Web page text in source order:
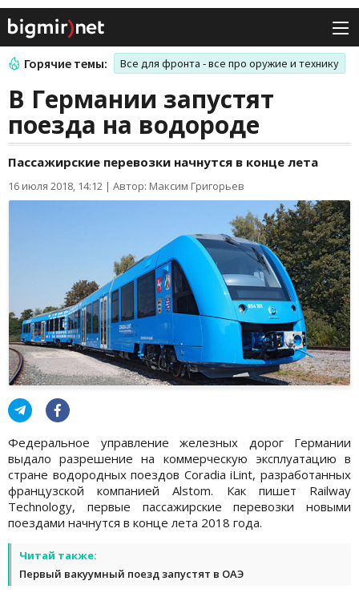
Горячие темы: Все для фронта - все про оружие и технику
В Германии запустят
поезда на водороде
Пассажирские перевозки начнутся в конце лета
16 июля 2018, 14:12 | Автор: Максим Григорьев
Федеральное управление железных дорог Германии
выдало разрешение на коммерческую эксплуатацию в
стране водородных поездов Coradia iLint, разработанных
французской компанией Alstom. Как пишет Railway
Technology, первые пассажирские перевозки новыми
поездами начнутся в конце лета 2018 года.
Читай также:
Первый вакуумный поезд запустят в ОАЭ